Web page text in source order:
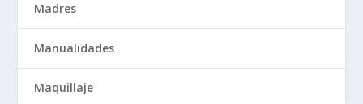
Madres
Manualidades
Maquillaje